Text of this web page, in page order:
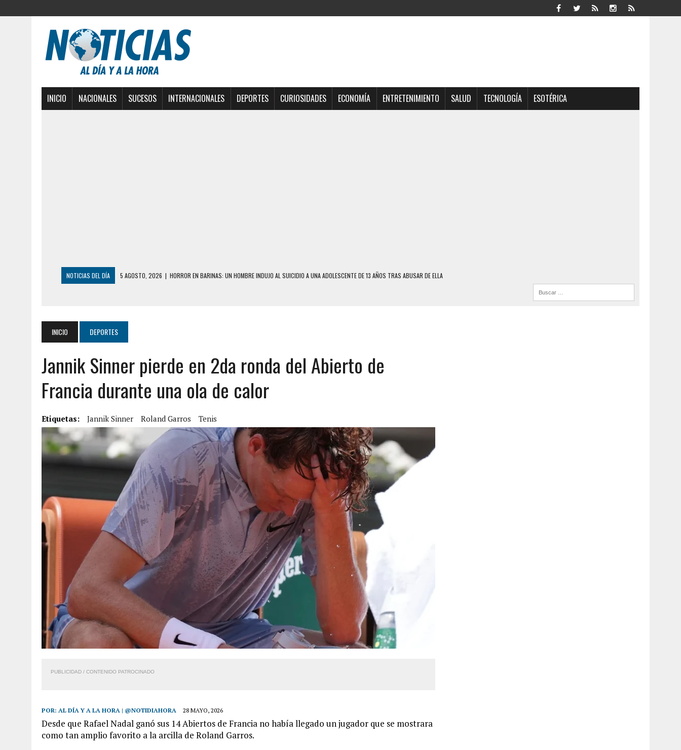
INICIO NACIONALES SUCESOS INTERNACIONALES DEPORTES CURIOSIDADES ECONOMÍA ENTRETENIMIENTO SALUD TECNOLOGÍA ESOTÉRICA
NOTICIAS DEL DÍA 5 AGOSTO, 2026 | HORROR EN BARINAS: UN HOMBRE INDUJO AL SUICIDIO A UNA ADOLESCENTE DE 13 AÑOS TRAS ABUSAR DE ELLA
2 AGOSTO, 2026 | AYUDABA A PERSONAS EN SITUACIÓN DE CALLE Y MURIÓ A MANOS DE VARIOS DE ELLOS EN MATURÍN
2 AGOSTO, 2026
COLAPSÓ TECHO DE UNA VIVIENDA EN EL CENTRO DE CARACAS CON MÁS DE 20 PERSONAS ADENTRO
2 AGOSTO, 2026 | FALCÓN: MUJER ATACÓ CON UN CUCHILLO A SUS HIJOS, UNO PERDIÓ LA VIDA
6 AGOSTO, 2026
MISTERIOSA MUERTE DE MODELO EN MONAGAS: HALLARON EL CUERPO DENTRO DE SU CASA
6 AGOSTO, 2026 | CONMOCIÓN EN COLORADO POR ASESINATO DE UNA ADOLESCENTE VENEZOLANA EN REUNIÓN CON AMIGOS
5 AGOSTO, 2026
| PRESUNTO BROTE PSICÓTICO POR FALTA DE TRATAMIENTO DESENCADENÓ TRAGEDIA FAMILIAR
INICIO DEPORTES
Jannik Sinner pierde en 2da ronda del Abierto de
Francia durante una ola de calor
Etiquetas: Jannik Sinner Roland Garros Tenis
PUBLICIDAD / CONTENIDO PATROCINADO
POR: AL DÍA Y A LA HORA | @NOTIDIAHORA 28 MAYO, 2026
Desde que Rafael Nadal ganó sus 14 Abiertos de Francia no había llegado un jugador que se mostrara
como tan amplio favorito a la arcilla de Roland Garros.